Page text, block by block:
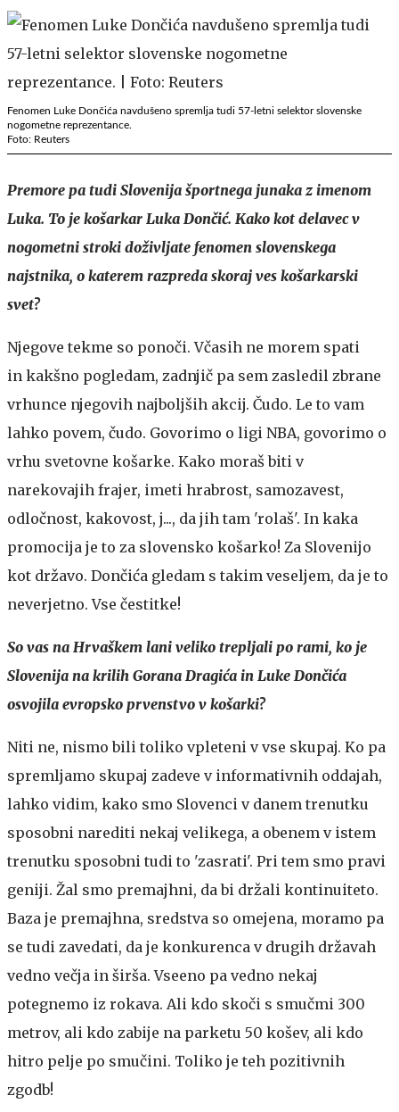
Fenomen Luke Dončića navdušeno spremlja tudi 57-letni selektor slovenske
nogometne reprezentance.
Foto: Reuters
Premore pa tudi Slovenija športnega junaka z imenom
Luka. To je košarkar Luka Dončić. Kako kot delavec v
nogometni stroki doživljate fenomen slovenskega
najstnika, o katerem razpreda skoraj ves košarkarski
svet?
Njegove tekme so ponoči. Včasih ne morem spati
in kakšno pogledam, zadnjič pa sem zasledil zbrane
vrhunce njegovih najboljših akcij. Čudo. Le to vam
lahko povem, čudo. Govorimo o ligi NBA, govorimo o
vrhu svetovne košarke. Kako moraš biti v
narekovajih frajer, imeti hrabrost, samozavest,
odločnost, kakovost, j..., da jih tam 'rolaš'. In kaka
promocija je to za slovensko košarko! Za Slovenijo
kot državo. Dončića gledam s takim veseljem, da je to
neverjetno. Vse čestitke!
So vas na Hrvaškem lani veliko trepljali po rami, ko je
Slovenija na krilih Gorana Dragića in Luke Dončića
osvojila evropsko prvenstvo v košarki?
Niti ne, nismo bili toliko vpleteni v vse skupaj. Ko pa
spremljamo skupaj zadeve v informativnih oddajah,
lahko vidim, kako smo Slovenci v danem trenutku
sposobni narediti nekaj velikega, a obenem v istem
trenutku sposobni tudi to 'zasrati'. Pri tem smo pravi
geniji. Žal smo premajhni, da bi držali kontinuiteto.
Baza je premajhna, sredstva so omejena, moramo pa
se tudi zavedati, da je konkurenca v drugih državah
vedno večja in širša. Vseeno pa vedno nekaj
potegnemo iz rokava. Ali kdo skoči s smučmi 300
metrov, ali kdo zabije na parketu 50 košev, ali kdo
hitro pelje po smučini. Toliko je teh pozitivnih
zgodb!